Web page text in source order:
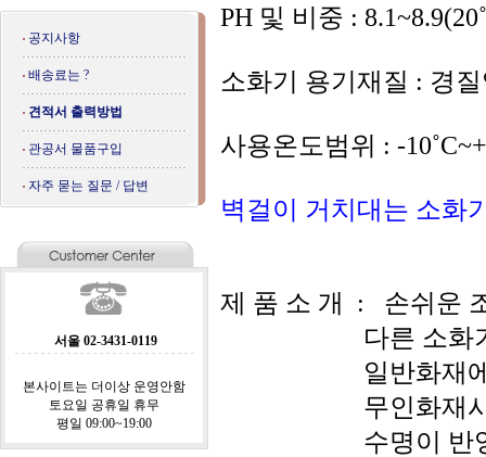
공지사항
배송료는 ?
견적서 출력방법
관공서 물품구입
자주 묻는 질문 / 답변
서울 02-3431-0119
본사이트는 더이상 운영안함
토요일 공휴일 휴무
평일 09:00~19:00
PH 및 비중 :
소화기 용기재질 : 경
사용온도범위 : -
벽걸이 거치대는 소화
제 품 소 개 : 손쉬운
다른 소화기(분말
일반화재에 모
무인화재시 90도
수명이 반영구